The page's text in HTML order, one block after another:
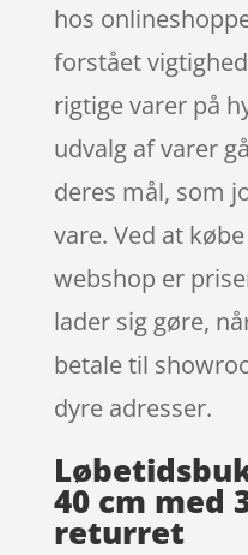
hos
forstået
rigtige varer på
udvalg af varer
deres mål, som
vare. Ved at
webshop er
lader sig gøre,
betale til
dyre adresser.
40 cm med
returret